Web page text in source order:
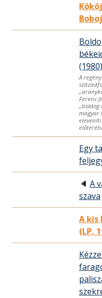
(1980)
A
Ferenc
„boldog
magyar
eleveníti
Egy
🔈 A
szava
A kis
(LP,